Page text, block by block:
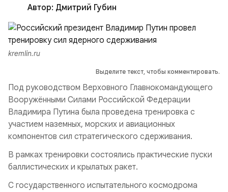
Автор: Дмитрий Губин
kremlin.ru
Выделите текст, чтобы комментировать.
Под руководством Верховного Главнокомандующего
Вооружёнными Силами Российской Федерации
Владимира Путина была проведена тренировка с
участием наземных, морских и авиационных
компонентов сил стратегического сдерживания.
В рамках тренировки состоялись практические пуски
баллистических и крылатых ракет.
С государственного испытательного космодрома